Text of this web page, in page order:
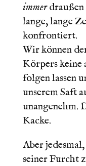
immerdraußen
lange, lange
konfrontiert.
Wir können
Körpers keine
folgen lassen
unserem Saft
unangenehm.
Kacke.
Aber
seiner Furcht